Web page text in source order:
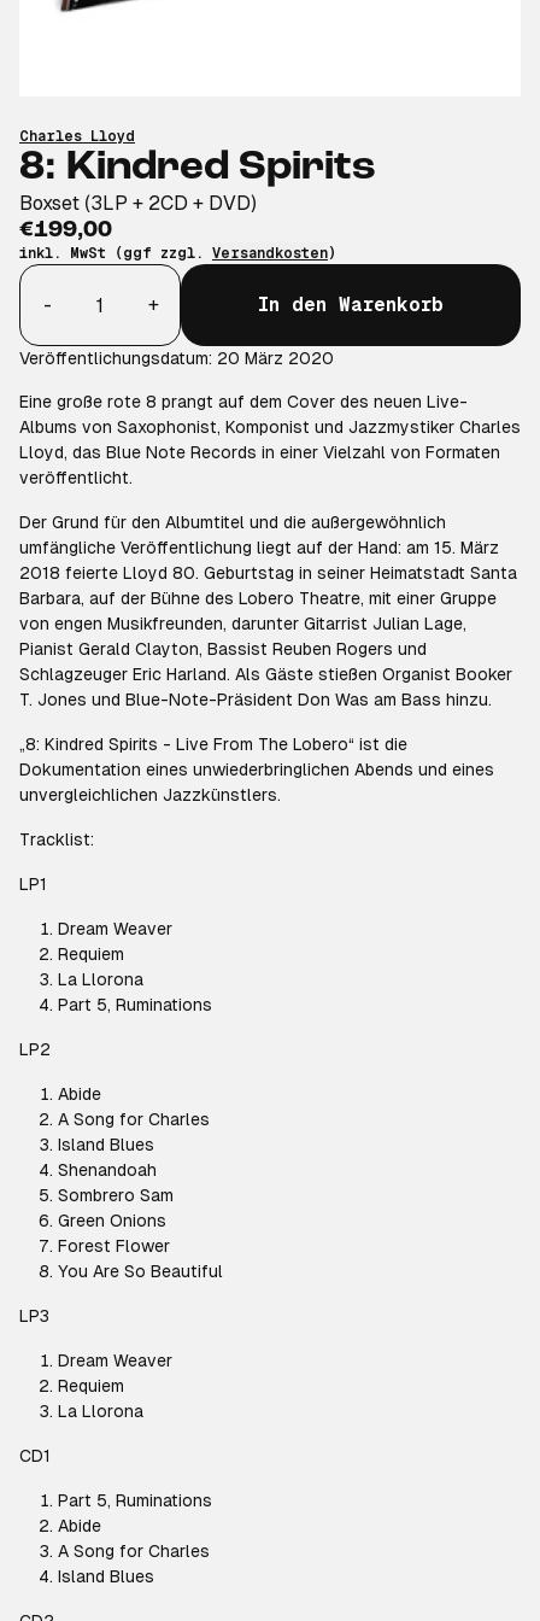
Charles Lloyd
8: Kindred Spirits
Boxset (3LP + 2CD + DVD)
€199,00
inkl. MwSt (ggf zzgl. Versandkosten)
Anzahl
-
+ In den Warenkorb
Veröffentlichungsdatum: 20 März 2020
Eine große rote 8 prangt auf dem Cover des neuen Live-
Albums von Saxophonist, Komponist und Jazzmystiker Charles
Lloyd, das Blue Note Records in einer Vielzahl von Formaten
veröffentlicht.
Der Grund für den Albumtitel und die außergewöhnlich
umfängliche Veröffentlichung liegt auf der Hand: am 15. März
2018 feierte Lloyd 80. Geburtstag in seiner Heimatstadt Santa
Barbara, auf der Bühne des Lobero Theatre, mit einer Gruppe
von engen Musikfreunden, darunter Gitarrist Julian Lage,
Pianist Gerald Clayton, Bassist Reuben Rogers und
Schlagzeuger Eric Harland. Als Gäste stießen Organist Booker
T. Jones und Blue-Note-Präsident Don Was am Bass hinzu.
„8: Kindred Spirits - Live From The Lobero“ ist die
Dokumentation eines unwiederbringlichen Abends und eines
unvergleichlichen Jazzkünstlers.
Tracklist:
LP1
Dream Weaver
Requiem
La Llorona
Part 5, Ruminations
LP2
Abide
A Song for Charles
Island Blues
Shenandoah
Sombrero Sam
Green Onions
Forest Flower
You Are So Beautiful
LP3
Dream Weaver
Requiem
La Llorona
CD1
Part 5, Ruminations
Abide
A Song for Charles
Island Blues